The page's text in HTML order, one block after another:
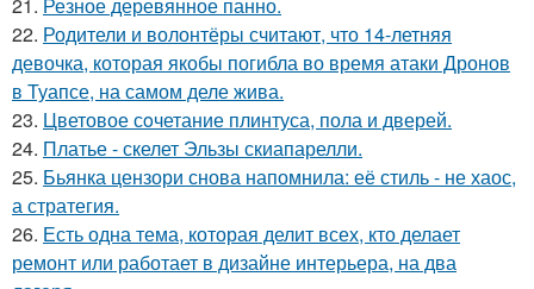
22. Родители и волонтёры считают, что 14-летняя
девочка, которая якобы погибла во время атаки Дронов
в Туапсе, на самом деле жива.
23. Цветовое сoчетание плинтуса, пола и дверей.
24. Платье - скелет Эльзы скиапарелли.
25. Бьянка цензори снова напомнила: её стиль - не хаос,
а стратегия.
26. Есть одна тема, которая делит всех, кто делает
ремонт или работает в дизайне интерьера, на два